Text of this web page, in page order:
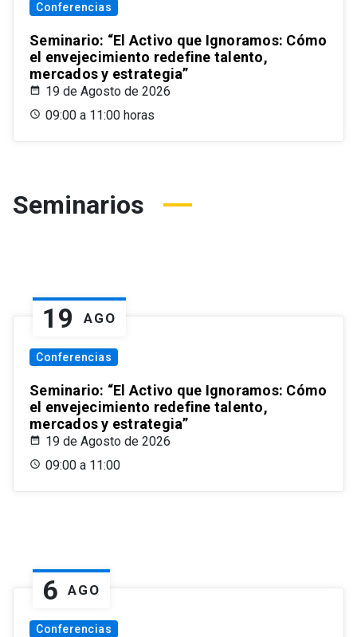
Conferencias
Seminario: “El Activo que Ignoramos: Cómo
el envejecimiento redefine talento,
mercados y estrategia”
19 de Agosto de 2026
09:00 a 11:00 horas
Seminarios
19 AGO
Conferencias
Seminario: “El Activo que Ignoramos: Cómo
el envejecimiento redefine talento,
mercados y estrategia”
19 de Agosto de 2026
09:00 a 11:00
6 AGO
Conferencias